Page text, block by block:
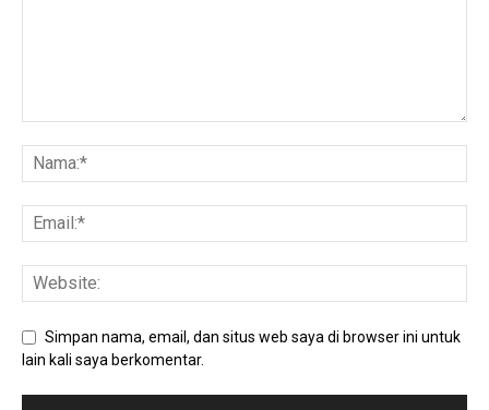
Simpan nama, email, dan situs web saya di browser ini untuk
lain kali saya berkomentar.